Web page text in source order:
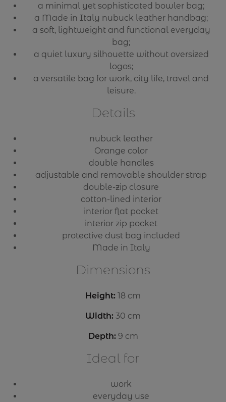
a minimal yet sophisticated bowler bag;
a Made in Italy nubuck leather handbag;
a soft, lightweight and functional everyday
bag;
a quiet luxury silhouette without oversized
logos;
a versatile bag for work, city life, travel and
leisure.
Details
nubuck leather
Orange color
double handles
adjustable and removable shoulder strap
double-zip closure
cotton-lined interior
interior flat pocket
interior zip pocket
protective dust bag included
Made in Italy
Dimensions
Height: 18 cm
Width: 30 cm
Depth:9 cm
Ideal for
work
everyday use